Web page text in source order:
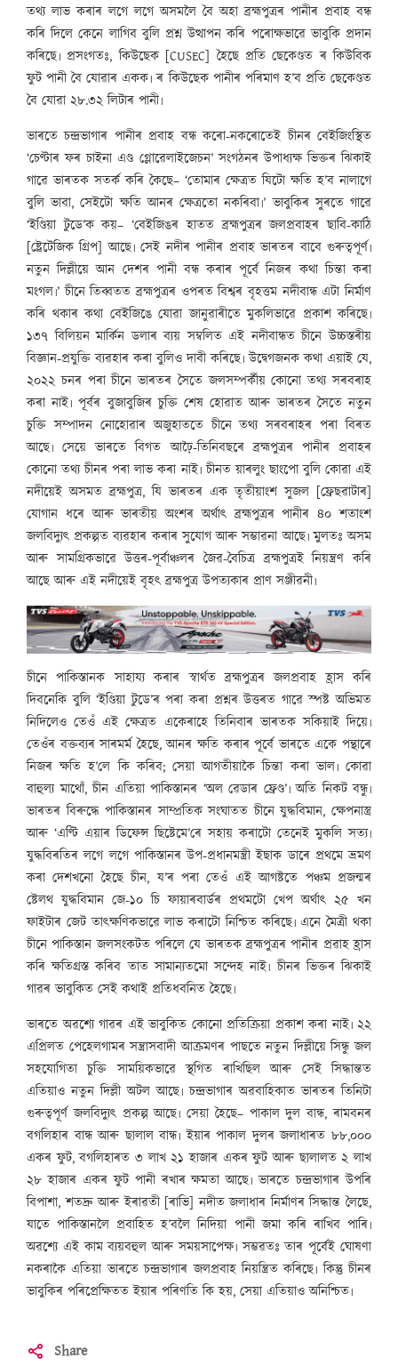
তথ্য লাভ কৰাৰ লগে লগে অসমলৈ বৈ অহা ব্ৰহ্মপুত্ৰৰ পানীৰ প্ৰবাহ বন্ধ
কৰি দিলে কেনে লাগিব বুলি প্ৰশ্ন উত্থাপন কৰি পৰোক্ষভাৱে ভাবুকি প্ৰদান
কৰিছে৷ প্ৰসংগতঃ, কিউছেক [CUSEC] হৈছে প্ৰতি ছেকেণ্ডত ৰ কিউবিক
ফুট পানী বৈ যোৱাৰ একক৷ ৰ কিউছেক পানীৰ পৰিমাণ হ’ব প্ৰতি ছেকেণ্ডত
বৈ যোৱা ২৮.৩২ লিটাৰ পানী৷
ভাৰতে চন্দ্ৰভাগাৰ পানীৰ প্ৰবাহ বন্ধ কৰো-নকৰোতেই চীনৰ বেইজিংস্থিত
‘চেণ্টাৰ ফৰ চাইনা এণ্ড গ্লোৱেলাইজেচন’ সংগঠনৰ উপাধ্যক্ষ ভিক্তৰ ঝিকাই
গাৱে ভাৰতক সতৰ্ক কৰি কৈছে– ‘তোমাৰ ক্ষেত্ৰত যিটো ক্ষতি হ’ব নালাগে
বুলি ভাবা, সেইটো ক্ষতি আনৰ ক্ষেত্ৰতো নকৰিবা৷’ ভাবুকিৰ সুৰতে গাৱে
‘ইণ্ডিয়া টুডে’ক কয়– ‘বেইজিঙৰ হাতত ব্ৰহ্মপুত্ৰৰ জলপ্ৰবাহৰ ছাবি-কাঠি
[ষ্ট্ৰেটেজিক গ্ৰিপ] আছে৷ সেই নদীৰ পানীৰ প্ৰবাহ ভাৰতৰ বাবে গুৰুত্বপূৰ্ণ৷
নতুন দিল্লীয়ে আন দেশৰ পানী বন্ধ কৰাৰ পূৰ্বে নিজৰ কথা চিন্তা কৰা
মংগল৷’ চীনে তিব্বতত ব্ৰহ্মপুত্ৰৰ ওপৰত বিশ্বৰ বৃহত্তম নদীবান্ধ এটা নিৰ্মাণ
কৰি থকাৰ কথা বেইজিঙে যোৱা জানুৱাৰীতে মুকলিভাৱে প্ৰকাশ কৰিছে৷
১৩৭ বিলিয়ন মাৰ্কিন ডলাৰ ব্যয় সম্বলিত এই নদীবান্ধত চীনে উচ্চস্তৰীয়
বিজ্ঞান-প্ৰযুক্তি ব্যৱহাৰ কৰা বুলিও দাবী কৰিছে৷ উদ্বেগজনক কথা এয়াই যে,
২০২২ চনৰ পৰা চীনে ভাৰতৰ সৈতে জলসম্পৰ্কীয় কোনো তথ্য সৰবৰাহ
কৰা নাই৷ পূৰ্বৰ বুজাবুজিৰ চুক্তি শেষ হোৱাত আৰু ভাৰতৰ সৈতে নতুন
চুক্তি সম্পাদন নোহোৱাৰ অজুহাততে চীনে তথ্য সৰবৰাহৰ পৰা বিৰত
আছে৷ সেয়ে ভাৰতে বিগত আঢ়ৈ-তিনিবছৰে ব্ৰহ্মপুত্ৰৰ পানীৰ প্ৰবাহৰ
কোনো তথ্য চীনৰ পৰা লাভ কৰা নাই৷ চীনত য়াৰলুং ছাংপো বুলি কোৱা এই
নদীয়েই অসমত ব্ৰহ্মপুত্ৰ, যি ভাৰতৰ এক তৃতীয়াংশ সুজল [ফ্ৰেছৱাটাৰ]
যোগান ধৰে আৰু ভাৰতীয় অংশৰ অৰ্থাৎ ব্ৰহ্মপুত্ৰৰ পানীৰ ৪০ শতাংশ
জলবিদ্যুৎ প্ৰকল্পত ব্যৱহাৰ কৰাৰ সুযোগ আৰু সম্ভাৱনা আছে৷ মুলতঃ অসম
আৰু সামগ্ৰিকভাৱে উত্তৰ-পূৰ্বাঞ্চলৰ জৈৱ-বৈচিত্ৰ ব্ৰহ্মপুত্ৰই নিয়ন্ত্ৰণ কৰি
আছে আৰু এই নদীয়েই বৃহৎ ব্ৰহ্মপুত্ৰ উপত্যকাৰ প্ৰাণ সঞ্জীৱনী৷
চীনে পাকিস্তানক সাহায্য কৰাৰ স্বাৰ্থত ব্ৰহ্মপুত্ৰৰ জলপ্ৰবাহ হ্ৰাস কৰি
দিবনেকি বুলি ‘ইণ্ডিয়া টুডে’ৰ পৰা কৰা প্ৰশ্নৰ উত্তৰত গাৱে স্পষ্ট অভিমত
নিদিলেও তেওঁ এই ক্ষেত্ৰত একেৰাহে তিনিবাৰ ভাৰতক সকিয়াই দিয়ে৷
তেওঁৰ বক্তব্যৰ সাৰমৰ্ম হৈছে, আনৰ ক্ষতি কৰাৰ পূৰ্বে ভাৰতে একে পন্থাৰে
নিজৰ ক্ষতি হ’লে কি কৰিব; সেয়া আগতীয়াকৈ চিন্তা কৰা ভাল৷ কোৱা
বাহুল্য মাথোঁ, চীন এতিয়া পাকিস্তানৰ ‘অল ৱেডাৰ ফ্ৰেণ্ড’৷ অতি নিকট বন্ধু৷
ভাৰতৰ বিৰুদ্ধে পাকিস্তানৰ সাম্প্ৰতিক সংঘাতত চীনে যুদ্ধবিমান, ক্ষেপনাস্ত্ৰ
আৰু ‘এণ্টি এয়াৰ ডিফেন্স ছিষ্টেমে’ৰে সহায় কৰাটো তেনেই মুকলি সত্য৷
যুদ্ধবিৰতিৰ লগে লগে পাকিস্তানৰ উপ-প্ৰধানমন্ত্ৰী ইছাক ডাৰে প্ৰথমে ভ্ৰমণ
কৰা দেশখনো হৈছে চীন, য’ৰ পৰা তেওঁ এই আগষ্টতে পঞ্চম প্ৰজন্মৰ
ষ্টেলথ যুদ্ধবিমান জে-১০ চি ফায়াৰবাৰ্ডৰ প্ৰথমটো খেপ অৰ্থাৎ ২৫ খন
ফাইটাৰ জেট তাৎক্ষণিকভাৱে লাভ কৰাটো নিশ্চিত কৰিছে৷ এনে মৈত্ৰী থকা
চীনে পাকিস্তান জলসংকটত পৰিলে যে ভাৰতক ব্ৰহ্মপুত্ৰৰ পানীৰ প্ৰৱাহ হ্ৰাস
কৰি ক্ষতিগ্ৰস্ত কৰিব তাত সামান্যতমো সন্দেহ নাই৷ চীনৰ ভিক্তৰ ঝিকাই
গাৱৰ ভাবুকিত সেই কথাই প্ৰতিধবনিত হৈছে৷
ভাৰতে অৱশ্যে গাৱৰ এই ভাবুকিত কোনো প্ৰতিক্ৰিয়া প্ৰকাশ কৰা নাই৷ ২২
এপ্ৰিলত পেহেলগামৰ সন্ত্ৰাসবাদী আক্ৰমণৰ পাছতে নতুন দিল্লীয়ে সিন্ধু জল
সহযোগিতা চুক্তি সাময়িকভাৱে স্থগিত ৰাখিছিল আৰু সেই সিদ্ধান্তত
এতিয়াও নতুন দিল্লী অটল আছে৷ চন্দ্ৰভাগাৰ অৱবাহিকাত ভাৰতৰ তিনিটা
গুৰুত্বপূৰ্ণ জলবিদ্যুৎ প্ৰকল্প আছে৷ সেয়া হৈছে– পাকাল দুল বান্ধ, ৰামবনৰ
বগলিহাৰ বান্ধ আৰু ছালাল বান্ধ৷ ইয়াৰ পাকাল দুলৰ জলাধাৰত ৮৮,০০০
একৰ ফুট, বগলিহাৰত ৩ লাখ ২১ হাজাৰ একৰ ফুট আৰু ছালালত ২ লাখ
২৮ হাজাৰ একৰ ফুট পানী ৰখাৰ ক্ষমতা আছে৷ ভাৰতে চন্দ্ৰভাগাৰ উপৰি
বিপাশা, শতদ্ৰু আৰু ইৰাৱতী [ৰাভি] নদীত জলাধাৰ নিৰ্মাণৰ সিদ্ধান্ত লৈছে,
যাতে পাকিস্তানলৈ প্ৰবাহিত হ’বলৈ নিদিয়া পানী জমা কৰি ৰাখিব পাৰি৷
অৱশ্যে এই কাম ব্যয়বহুল আৰু সময়সাপেক্ষ৷ সম্ভৱতঃ তাৰ পূৰ্বেই ঘোষণা
নকৰাকৈ এতিয়া ভাৰতে চন্দ্ৰভাগাৰ জলপ্ৰবাহ নিয়ন্ত্ৰিত কৰিছে৷ কিন্তু চীনৰ
ভাবুকিৰ পৰিপ্ৰেক্ষিতত ইয়াৰ পৰিণতি কি হয়, সেয়া এতিয়াও অনিশ্চিত৷
Share